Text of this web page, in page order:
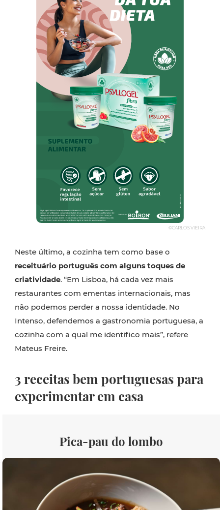
©CARLOS VIEIRA
Neste último, a cozinha tem como base o
receituário português com alguns toques de
criatividade. “Em Lisboa, há cada vez mais
restaurantes com ementas internacionais, mas
não podemos perder a nossa identidade. No
Intenso, defendemos a gastronomia portuguesa, a
cozinha com a qual me identifico mais”, refere
Mateus Freire.
3 receitas bem portuguesas para
experimentar em casa
Pica-pau do lombo